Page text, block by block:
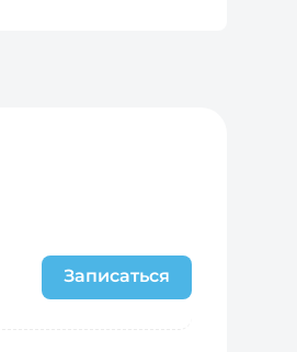
Записаться